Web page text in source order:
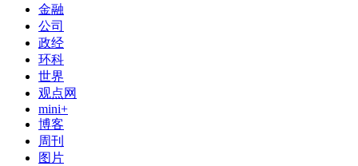
金融
公司
政经
环科
世界
观点网
mini+
博客
周刊
图片